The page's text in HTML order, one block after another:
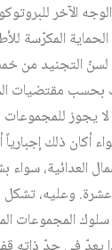
الآخر
المكرّسة
لسنّ التجنيد من
مقتضيات
لا يجوز
أكان ذلك
العدائية، سواء
وعليه، تشكل
المجموعات